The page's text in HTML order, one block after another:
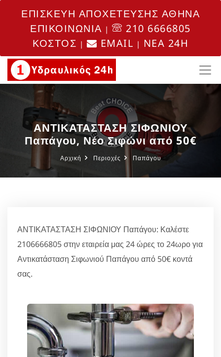
ΕΠΙΣΚΕΥΗ ΑΠΟΧΕΤΕΥΣΗΣ ΑΘΗΝΑ
ΕΠΙΚΟΙΝΩΝΙΑ |
210 6666805
ΚΟΣΤΟΣ | EMAIL | NEA 24H
ΑΝΤΙΚΑΤΑΣΤΑΣΗ ΣΙΦΩΝΙΟΥ
Παπάγου, Νέο Σιφώνι από 50€
Αρχική Περιοχές Παπάγου
ΑΝΤΙΚΑΤΑΣΤΑΣΗ ΣΙΦΩΝΙΟΥ Παπάγου: Καλέστε
2106666805 στην εταιρεία μας 24 ώρες το 24ωρο για
Αντικατάσταση Σιφωνιού Παπάγου από 50€ κοντά
σας.